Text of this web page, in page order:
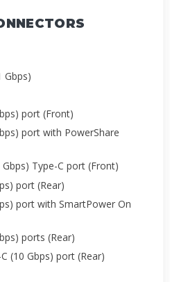
Gbps)
port (Front)
port with PowerShare
Gbps) Type-C port (Front)
port (Rear)
port with SmartPower On
ports (Rear)
(10 Gbps) port (Rear)